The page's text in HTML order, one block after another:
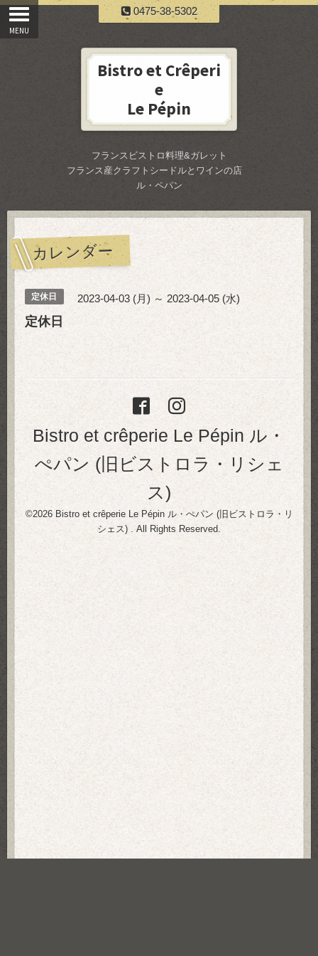
0475-38-5302
Bistro et Crêperi
e
Le Pépin
フランスビストロ料理&ガレット
フランス産クラフトシードルとワインの店
ル・ペパン
カレンダー
定休日 2023-04-03 (月) ～ 2023-04-05 (水)
定休日
Bistro et crêperie Le Pépin ル・
ぺパン (旧ビストロラ・リシェ
ス)
©2026 Bistro et crêperie Le Pépin ル・ぺパン (旧ビストロラ・リ
シェス)
. All Rights Reserved.